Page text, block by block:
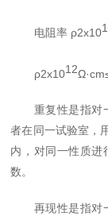
电阻率 ρ2x10
ρ2x1012Ω·cm
重复性是指对
者在同一试验室，
内，对同一性质进
数。
再现性是指对